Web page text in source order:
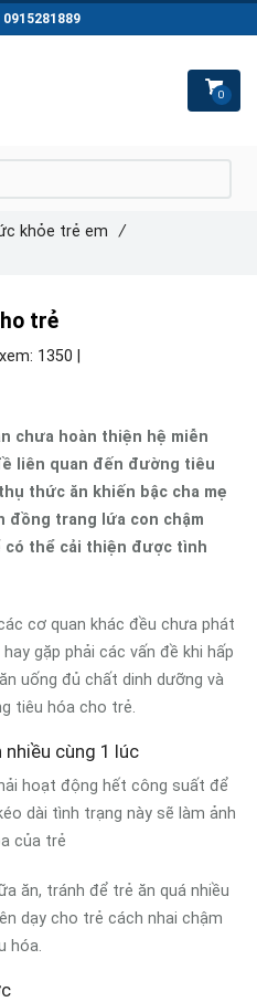
trẻ
1350 |
chưa hoàn thiện hệ miễn
liên quan đến đường tiêu
thức ăn khiến bậc cha mẹ
đồng trang lứa con chậm
có thể cải thiện được tình
cơ quan khác đều chưa phát
gặp phải các vấn đề khi hấp
uống đủ chất dinh dưỡng và
tiêu hóa cho trẻ.
nhiều cùng 1 lúc
hoạt động hết công suất để
dài tình trạng này sẽ làm ảnh
của trẻ
ăn, tránh để trẻ ăn quá nhiều
dạy cho trẻ cách nhai chậm
hóa.
khỏe trẻ em
/
0915281889
0